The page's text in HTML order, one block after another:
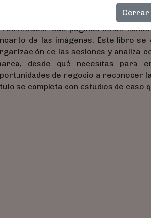
Cerrar
Fotografía de moda y lifestyle
excitante mercado y crear un estilo
reconocible. Sus páginas están
de las imágenes. Este libro
de las sesiones y analiza
desde qué necesitas para
de negocio a reconocer
se completa con estudios de caso